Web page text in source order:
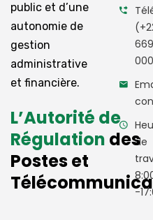
public et d’une
autonomie de
gestion
administrative
et financière.
L’Autorité de
Régulation des
Postes et
000
de
-